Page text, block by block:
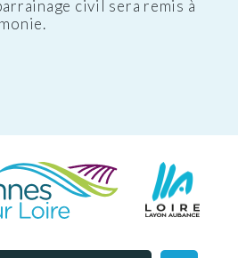
civil sera remis à